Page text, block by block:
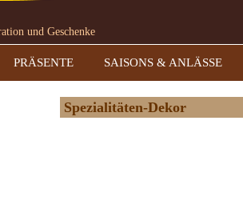
und Geschenke
PRÄSENTE SAISONS & ANLÄSSE
Spezialitäten-Dekor